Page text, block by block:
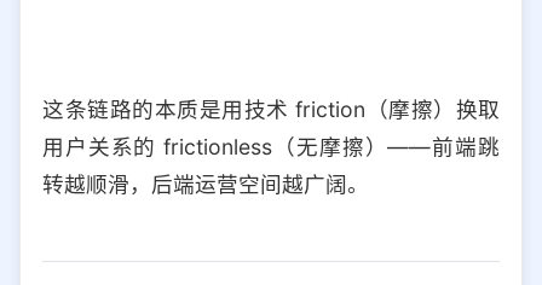
这条链路的本质是用技术 friction（摩擦）换取
用户关系的 frictionless（无摩擦）——前端跳
转越顺滑，后端运营空间越广阔。